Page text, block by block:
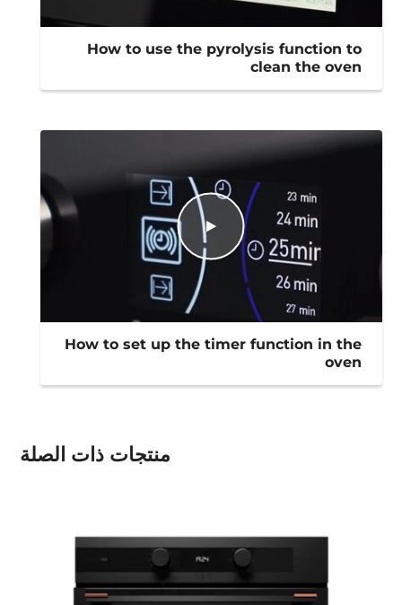
How to use the pyrolysis function to
clean the oven
How to set up the timer function in the
oven
منتجات ذات الصلة